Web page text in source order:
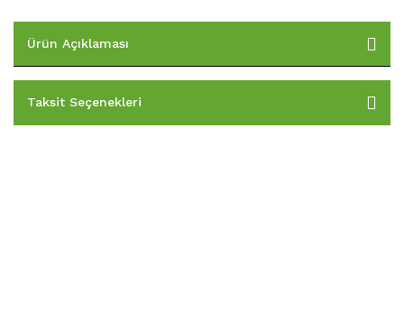
Ürün Açıklaması
Taksit Seçenekleri